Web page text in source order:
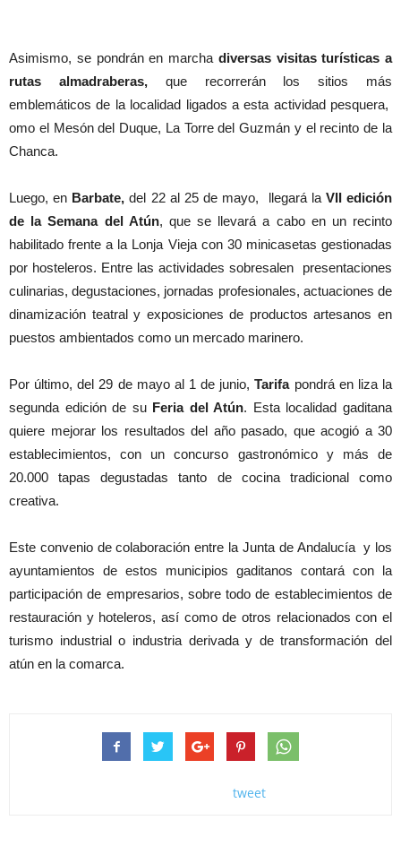
Asimismo, se pondrán en marcha diversas visitas turísticas a
rutas almadraberas,que recorrerán los sitios más
emblemáticos de la localidad ligados a esta actividad pesquera,
omo el Mesón del Duque, La Torre del Guzmán y el recinto de la
Chanca.
Luego, en Barbate, del 22 al 25 de mayo, llegará la VII edición
de la Semana del Atún, que se llevará a cabo en un recinto
habilitado frente a la Lonja Vieja con 30 minicasetas gestionadas
por hosteleros. Entre las actividades sobresalen presentaciones
culinarias, degustaciones, jornadas profesionales, actuaciones de
dinamización teatral y exposiciones de productos artesanos en
puestos ambientados como un mercado marinero.
Por último, del 29 de mayo al 1 de junio,Tarifapondrá en liza la
segunda edición de su Feria del Atún. Esta localidad gaditana
quiere mejorar los resultados del año pasado, que acogió a 30
establecimientos, con un concurso gastronómico y más de
20.000 tapas degustadas tanto de cocina tradicional como
creativa.
Este convenio de colaboración entre la Junta de Andalucía y los
ayuntamientos de estos municipios gaditanos contará con la
participación de empresarios, sobre todo de establecimientos de
restauración y hoteleros, así como de otros relacionados con el
turismo industrial o industria derivada y de transformación del
atún en la comarca.
tweet